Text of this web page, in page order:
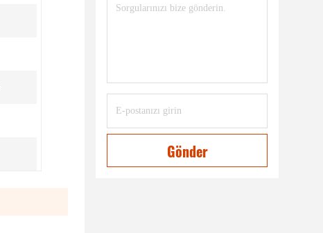
Gönder